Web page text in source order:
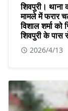
शिवपुरी।
मामले में फरार
विशाल शर्मा
शिवपुरी के पास
2026/4/13